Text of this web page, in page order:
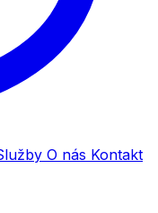
O nás Kontakt